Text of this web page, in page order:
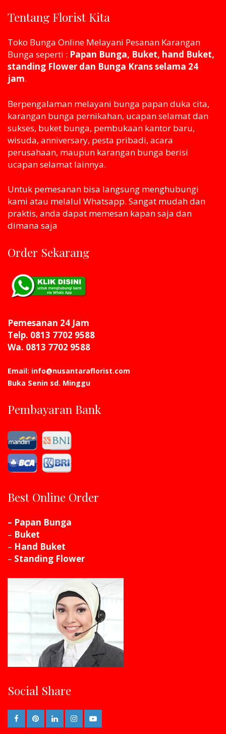
Tentang Florist Kita
Toko Bunga Online Melayani Pesanan Karangan
Bunga seperti : Papan Bunga, Buket, hand Buket,
standing Flower dan Bunga Krans selama 24
jam.
Berpengalaman melayani bunga papan duka cita,
karangan bunga pernikahan, ucapan selamat dan
sukses, buket bunga, pembukaan kantor baru,
wisuda, anniversary, pesta pribadi, acara
perusahaan, maupun karangan bunga berisi
ucapan selamat lainnya.
Untuk pemesanan bisa langsung menghubungi
kami atau melaluI Whatsapp. Sangat mudah dan
praktis, anda dapat memesan kapan saja dan
dimana saja
Order Sekarang
Pemesanan 24 Jam
Telp. 0813 7702 9588
Wa. 0813 7702 9588
Email: info@nusantaraflorist.com
Buka Senin sd. Minggu
Pembayaran Bank
Best Online Order
– Papan Bunga
– Buket
– Hand Buket
– Standing Flower
Social Share